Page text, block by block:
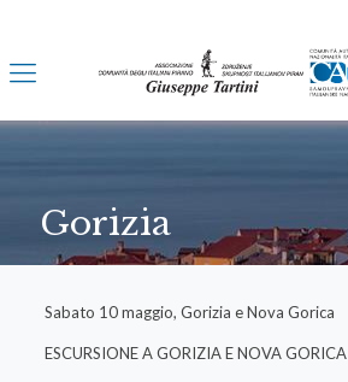
Gorizia
Sabato 10 maggio, Gorizia e Nova Gorica
ESCURSIONE A GORIZIA E NOVA GORICA